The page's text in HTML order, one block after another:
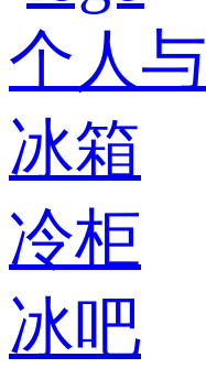
个人
冰箱
冷柜
冰吧